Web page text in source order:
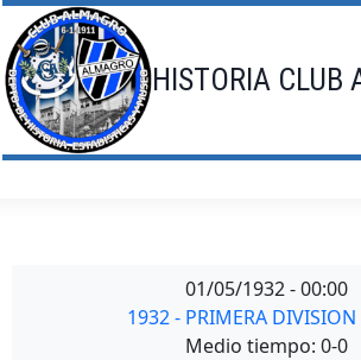
Saltar
al
contenido
HISTORIA CLUB
01/05/1932 - 00:00
1932 - PRIMERA DIVISION
Medio tiempo: 0-0